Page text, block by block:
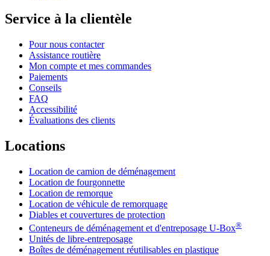
Service à la clientèle
Pour nous contacter
Assistance routière
Mon compte et mes commandes
Paiements
Conseils
FAQ
Accessibilité
Évaluations des clients
Locations
Location de camion de déménagement
Location de fourgonnette
Location de remorque
Location de véhicule de remorquage
Diables et couvertures de protection
Conteneurs de déménagement et d'entreposage U-Box®
Unités de libre-entreposage
Boîtes de déménagement réutilisables en plastique